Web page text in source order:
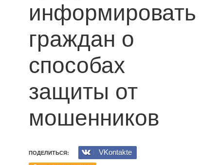
информировать
граждан о
способах
защиты от
мошенников
ПОДЕЛИТЬСЯ:
VKontakte